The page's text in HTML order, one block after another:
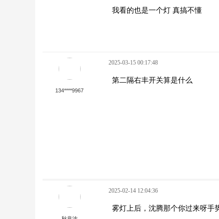
我看的也是一个灯 真搞不懂
134****9967
2025-03-15 00:17:48
第二隔右丰开关算是什么
2025-02-14 12:04:36
雾灯上后，沈腾那个你过来呀手